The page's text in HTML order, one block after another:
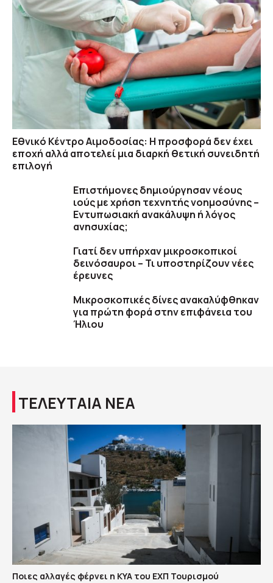
Εθνικό Κέντρο Αιμοδοσίας: H προσφορά δεν έχει
εποχή αλλά αποτελεί μια διαρκή θετική συνειδητή
επιλογή
Επιστήμονες δημιούργησαν νέους
ιούς με χρήση τεχνητής νοημοσύνης –
Εντυπωσιακή ανακάλυψη ή λόγος
ανησυχίας;
Γιατί δεν υπήρχαν μικροσκοπικοί
δεινόσαυροι – Τι υποστηρίζουν νέες
έρευνες
Μικροσκοπικές δίνες ανακαλύφθηκαν
για πρώτη φορά στην επιφάνεια του
Ήλιου
ΤΕΛΕΥΤΑΙΑ ΝΕΑ
Ποιες αλλαγές φέρνει η ΚΥΑ του ΕΧΠ Τουρισμού